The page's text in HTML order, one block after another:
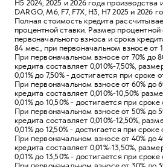
Н5 2024, 2025 и 2026 года
DARGO, M6, F7, F7X, Н3, Н7 2025 и 2026
Полная стоимость кредита
процентной ставки. Размер процентной
первоначального взноса и срока
84 мес., при первоначальном взносе от
При первоначальном взносе от 70% до
кредита составляет 0,010%-7,50%,
0,01% до 7,50% - достигается при сроке
При первоначальном взносе от 60% до
кредита составляет 0,010%-10,50%
0,01% до 10,50% - достигается при
При первоначальном взносе от 50% до
кредита составляет 0,010%-12,50%,
0,01% до 12,50% - достигается при
При первоначальном взносе от 40% до
кредита составляет 0,01%-13,50%,
0,01% до 13,50% - достигается при